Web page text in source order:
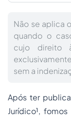
Não se aplica
quando o
cujo direito
sem a
Após ter
Jurídico¹,